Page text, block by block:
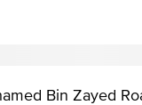
Bin Zayed